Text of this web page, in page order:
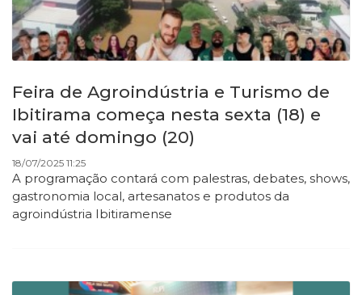
Feira de Agroindústria e Turismo de
Ibitirama começa nesta sexta (18) e
vai até domingo (20)
18/07/2025 11:25
A programação contará com palestras, debates, shows,
gastronomia local, artesanatos e produtos da
agroindústria Ibitiramense